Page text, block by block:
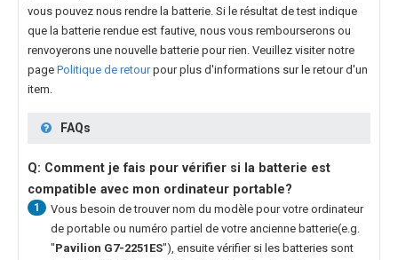
vous pouvez nous rendre la batterie. Si le résultat de test indique
que la batterie rendue est fautive, nous vous rembourserons ou
renvoyerons une nouvelle batterie pour rien. Veuillez visiter notre
page Politique de retourpour plus d'informations sur le retour d'un
item.
FAQs
Q: Comment je fais pour vérifier si la batterie est
compatible avec mon ordinateur portable?
1
Vous besoin de trouver nom du modèle pour votre ordinateur
de portable ou numéro partiel de votre ancienne batterie(e.g.
"Pavilion G7-2251ES"), ensuite vérifier si les batteries sont